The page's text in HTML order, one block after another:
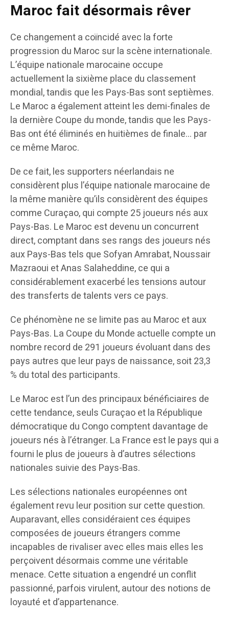
Maroc fait désormais rêver
Ce changement a coïncidé avec la forte
progression du Maroc sur la scène internationale.
L’équipe nationale marocaine occupe
actuellement la sixième place du classement
mondial, tandis que les Pays-Bas sont septièmes.
Le Maroc a également atteint les demi-finales de
la dernière Coupe du monde, tandis que les Pays-
Bas ont été éliminés en huitièmes de finale… par
ce même Maroc.
De ce fait, les supporters néerlandais ne
considèrent plus l’équipe nationale marocaine de
la même manière qu’ils considèrent des équipes
comme Curaçao, qui compte 25 joueurs nés aux
Pays-Bas. Le Maroc est devenu un concurrent
direct, comptant dans ses rangs des joueurs nés
aux Pays-Bas tels que Sofyan Amrabat, Noussair
Mazraoui et Anas Salaheddine, ce qui a
considérablement exacerbé les tensions autour
des transferts de talents vers ce pays.
Ce phénomène ne se limite pas au Maroc et aux
Pays-Bas. La Coupe du Monde actuelle compte un
nombre record de 291 joueurs évoluant dans des
pays autres que leur pays de naissance, soit 23,3
% du total des participants.
Le Maroc est l’un des principaux bénéficiaires de
cette tendance, seuls Curaçao et la République
démocratique du Congo comptent davantage de
joueurs nés à l’étranger. La France est le pays qui a
fourni le plus de joueurs à d’autres sélections
nationales suivie des Pays-Bas.
Les sélections nationales européennes ont
également revu leur position sur cette question.
Auparavant, elles considéraient ces équipes
composées de joueurs étrangers comme
incapables de rivaliser avec elles mais elles les
perçoivent désormais comme une véritable
menace. Cette situation a engendré un conflit
passionné, parfois virulent, autour des notions de
loyauté et d’appartenance.